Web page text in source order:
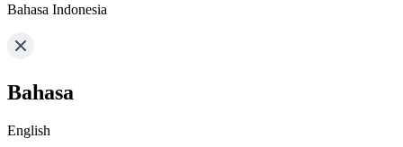
Bahasa Indonesia
Bahasa
English